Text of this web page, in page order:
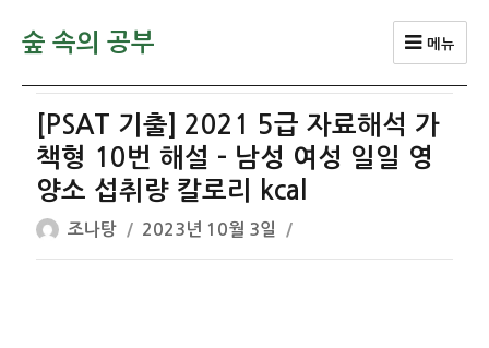
숲 속의 공부 메뉴
[PSAT 기출] 2021 5급 자료해석 가
책형 10번 해설 – 남성 여성 일일 영
양소 섭취량 칼로리 kcal
글
쓴
조나탕
작
성
2023년 10월 3일